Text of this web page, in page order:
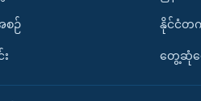
စဉ် နိုင်ငံတ
တွေ့ဆုံမေ